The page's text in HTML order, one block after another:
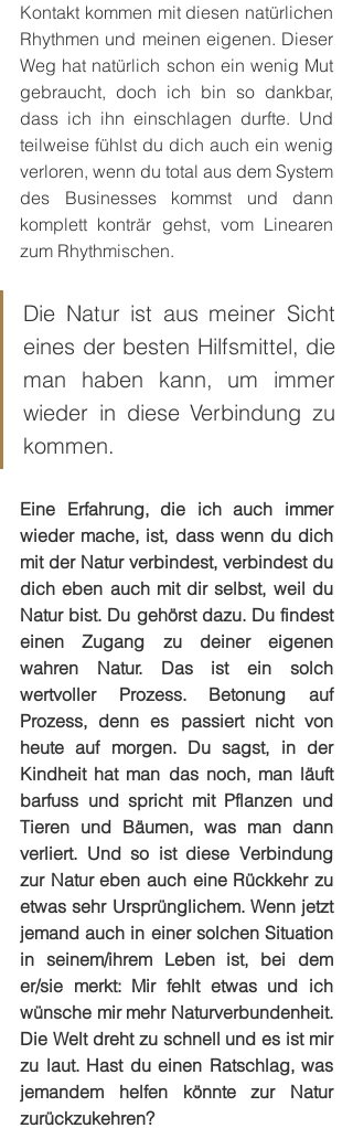
Kontakt kommen mit diesen natürlichen
Rhythmen und meinen eigenen. Dieser
Weg hat natürlich schon ein wenig Mut
gebraucht, doch ich bin so dankbar,
dass ich ihn einschlagen durfte. Und
teilweise fühlst du dich auch ein wenig
verloren, wenn du total aus dem System
des Businesses kommst und dann
komplett konträr gehst, vom Linearen
zum Rhythmischen.
Die Natur ist aus meiner Sicht
eines der besten Hilfsmittel, die
man haben kann, um immer
wieder in diese Verbindung zu
kommen.
Eine Erfahrung, die ich auch immer
wieder mache, ist, dass wenn du dich
mit der Natur verbindest, verbindest du
dich eben auch mit dir selbst, weil du
Natur bist. Du gehörst dazu. Du findest
einen Zugang zu deiner eigenen
wahren Natur. Das ist ein solch
wertvoller Prozess. Betonung auf
Prozess, denn es passiert nicht von
heute auf morgen. Du sagst, in der
Kindheit hat man das noch, man läuft
barfuss und spricht mit Pflanzen und
Tieren und Bäumen, was man dann
verliert. Und so ist diese Verbindung
zur Natur eben auch eine Rückkehr zu
etwas sehr Ursprünglichem. Wenn jetzt
jemand auch in einer solchen Situation
in seinem/ihrem Leben ist, bei dem
er/sie merkt: Mir fehlt etwas und ich
wünsche mir mehr Naturverbundenheit.
Die Welt dreht zu schnell und es ist mir
zu laut. Hast du einen Ratschlag, was
jemandem helfen könnte zur Natur
zurückzukehren?